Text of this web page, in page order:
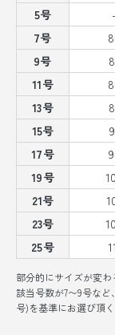
5号
-
7号
9号
11号
13号
15号
17号
19号
21号
23号
25号
部分的にサイズが変わ
該当号数が7〜9号な
号)を基準にお選び頂